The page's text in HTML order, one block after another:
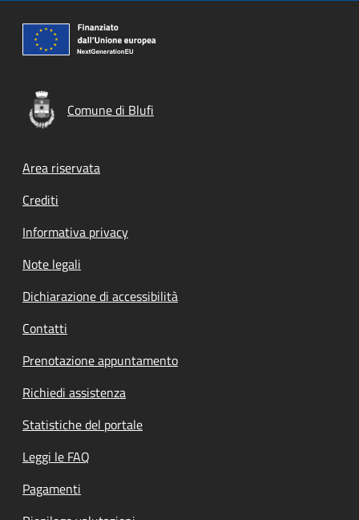
Comune di Blufi
Footer menu
Area riservata
Crediti
Informativa privacy
Note legali
Dichiarazione di accessibilità
Contatti
Prenotazione appuntamento
Richiedi assistenza
Statistiche del portale
Leggi le FAQ
Pagamenti